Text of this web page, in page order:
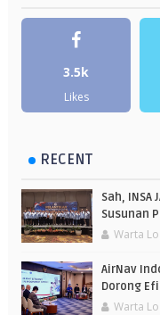
3.5k
Likes
RECENT
Sah, INSA
Susunan
Warta
AirNav
Dorong
Warta